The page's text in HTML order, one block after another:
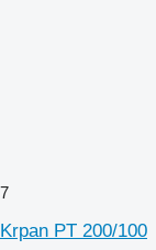
7
Krpan PT 200/100